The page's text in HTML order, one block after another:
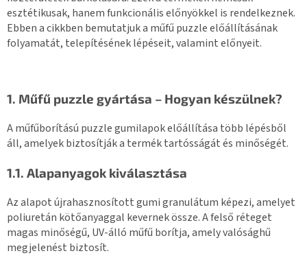
esztétikusak, hanem funkcionális előnyökkel is rendelkeznek.
Ebben a cikkben bemutatjuk a műfű puzzle előállításának
folyamatát, telepítésének lépéseit, valamint előnyeit.
1. Műfű puzzle gyártása – Hogyan készülnek?
A műfűborítású puzzle gumilapok előállítása több lépésből
áll, amelyek biztosítják a termék tartósságát és minőségét.
1.1. Alapanyagok kiválasztása
Az alapot újrahasznosított gumi granulátum képezi, amelyet
poliuretán kötőanyaggal kevernek össze. A felső réteget
magas minőségű, UV-álló műfű borítja, amely valósághű
megjelenést biztosít.